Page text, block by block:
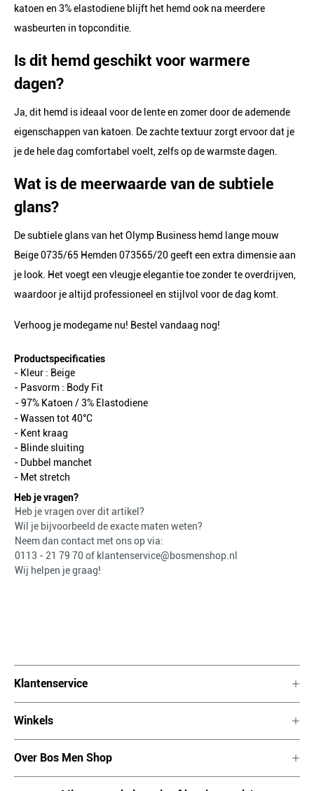
katoen en 3% elastodiene blijft het hemd ook na meerdere
wasbeurten in topconditie.
Is dit hemd geschikt voor warmere
dagen?
Ja, dit hemd is ideaal voor de lente en zomer door de ademende
eigenschappen van katoen. De zachte textuur zorgt ervoor dat je
je de hele dag comfortabel voelt, zelfs op de warmste dagen.
Wat is de meerwaarde van de subtiele
glans?
De subtiele glans van het Olymp Business hemd lange mouw
Beige 0735/65 Hemden 073565/20 geeft een extra dimensie aan
je look. Het voegt een vleugje elegantie toe zonder te overdrijven,
waardoor je altijd professioneel en stijlvol voor de dag komt.
Verhoog je modegame nu! Bestel vandaag nog!
Productspecificaties
- Kleur : Beige
- Pasvorm : Body Fit
- 97% Katoen / 3% Elastodiene
- Wassen tot 40°C
- Kent kraag
- Blinde sluiting
- Dubbel manchet
- Met stretch
Heb je vragen?
Heb je vragen over dit artikel?
Wil je bijvoorbeeld de exacte maten weten?
Neem dan contact met ons op via:
0113 - 21 79 70 of klantenservice@bosmenshop.nl
Wij helpen je graag!
Klantenservice
Winkels
Over Bos Men Shop